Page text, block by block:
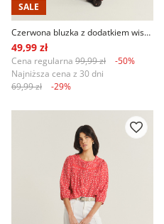
SALE
Czerwona bluzka z dodatkiem wiskozy
49,99 zł
Cena regularna 99,99 zł
-50%
Najniższa cena z 30 dni
69,99 zł
-29%